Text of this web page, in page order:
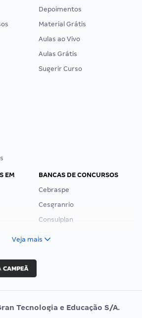
Depoimentos
Material Grátis
Aulas ao Vivo
Aulas Grátis
Sugerir Curso
EM
BANCAS DE CONCURSOS
Cebraspe
Cesgranrio
Consulplan
Vunesp
Veja mais
Tecnologia e Educação S/A.